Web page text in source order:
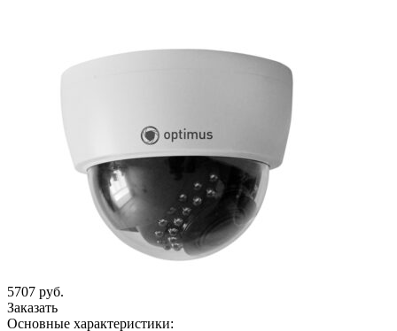
5707 руб.
Заказать
Основные характеристики: